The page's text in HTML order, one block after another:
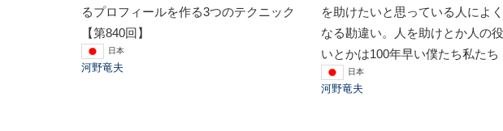
るプロフィールを作る3つのテクニック
【第840回】
日本
河野竜夫
を助けたいと思っている人によ
なる勘違い。人を助けとか人の
いとかは100年早い僕たち私たち
日本
河野竜夫